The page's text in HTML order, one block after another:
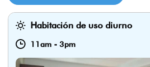
Habitación de uso diurno
11am - 3pm